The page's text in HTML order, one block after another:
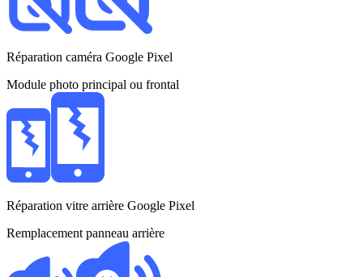
Réparation caméra Google Pixel
Module photo principal ou frontal
Réparation vitre arrière Google Pixel
Remplacement panneau arrière